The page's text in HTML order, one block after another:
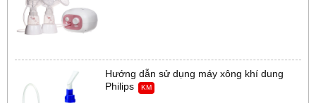
Hướng dẫn sử dụng máy xông khí dung
Philips
KM